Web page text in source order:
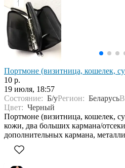
Портмоне (визитница, кошелек,
10 р.
19 июля, 18:57
Состояние: Б/уРегион: Беларусь
Цвет: Черный
Портмоне (визитница, кошелек,
кожи, два больших кармана/
дополнительных кармана,